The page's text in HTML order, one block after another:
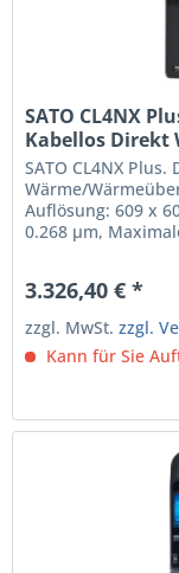
SATO CL4NX
Kabellos Direkt
Drucker
SATO CL4NX
Wärme/
Auflösung: 609 x
0.268 µm,
Anschlusstyp: USB
Schnittstelle: RS-
3.326,40 € *
zzgl. MwSt.zzgl.
Kann für Sie